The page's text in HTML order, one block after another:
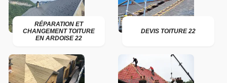
RÉPARATION ET
CHANGEMENT TOITURE
EN ARDOISE 22
DEVIS TOITURE 22